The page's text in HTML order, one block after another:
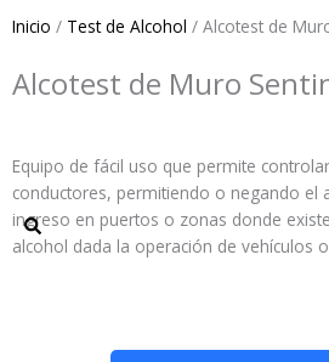
Inicio / Test de Alcohol / Alcotest de
Alcotest de Muro
Equipo de fácil uso que permite
conductores, permitiendo o negando el
ingreso en puertos o zonas donde
alcohol dada la operación de vehículos